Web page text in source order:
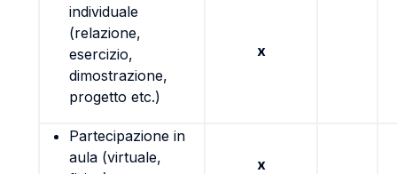
individuale
(relazione,
esercizio,
dimostrazione,
progetto etc.)
x
Partecipazione in
aula (virtuale,
x